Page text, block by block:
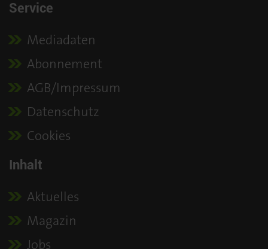
Service
Mediadaten
Abonnement
AGB/Impressum
Datenschutz
Cookies
Inhalt
Aktuelles
Magazin
Jobs